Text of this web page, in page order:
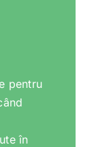
pentru
în